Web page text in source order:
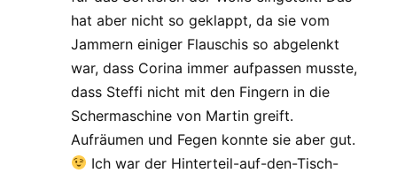
hat aber nicht so geklappt, da sie vom
Jammern einiger Flauschis so abgelenkt
war, dass Corina immer aufpassen musste,
dass Steffi nicht mit den Fingern in die
Schermaschine von Martin greift.
Aufräumen und Fegen konnte sie aber gut.
Ich war der Hinterteil-auf-den-Tisch-